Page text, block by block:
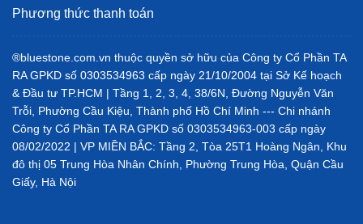
Phương thức thanh toán
®bluestone.com.vn thuộc quyền sở hữu của Công ty Cổ Phần TA
RA GPKD số 0303534963 cấp ngày 21/10/2004 tại Sở Kế hoạch
& Đầu tư TP.HCM | Tầng 1, 2, 3, 4, 38/6N, Đường Nguyễn Văn
Trỗi, Phường Cầu Kiệu, Thành phố Hồ Chí Minh --- Chi nhánh
Công ty Cổ Phần TA RA GPKD số 0303534963-003 cấp ngày
08/02/2022 | VP MIỀN BẮC: Tầng 2, Tòa 25T1 Hoàng Ngân, Khu
đô thị 05 Trung Hòa Nhân Chính, Phường Trung Hòa, Quận Cầu
Giấy, Hà Nội